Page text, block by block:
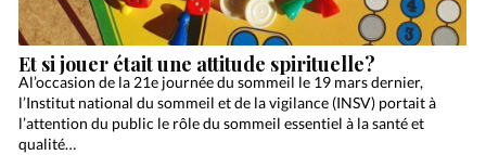
Et si jouer était une attitude spirituelle?
Al’occasion de la 21e journée du sommeil le 19 mars dernier,
l’Institut national du sommeil et de la vigilance (INSV) portait à
l’attention du public le rôle du sommeil essentiel à la santé et
qualité…